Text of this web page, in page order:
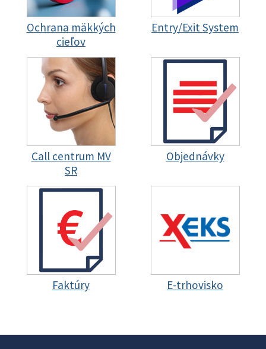
Ochrana mäkkých
cieľov
Entry/Exit System
Call centrum MV
SR
Objednávky
Faktúry E-trhovisko